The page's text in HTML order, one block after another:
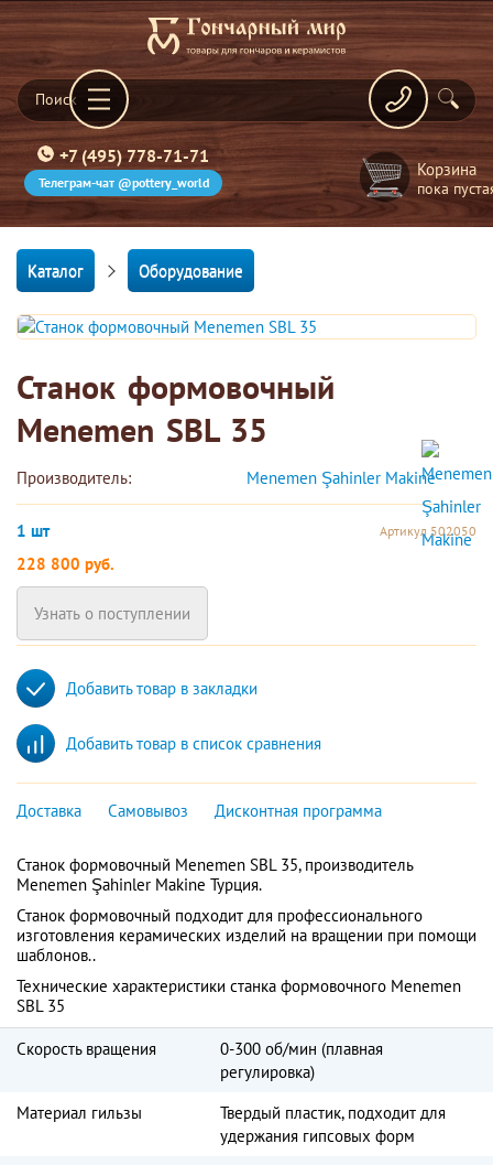
+7 (495) 778-71-71
Телеграм-чат @pottery_world
Корзина
пока
Каталог Оборудование
Станок формовочный
Menemen SBL 35
Производитель: Menemen Şahinler Makine
1 шт Артикул 502050
228 800 руб.
Узнать о поступлении
Добавить товар в закладки
Добавить товар в список сравнения
Доставка Самовывоз Дисконтная программа
Станок формовочный Menemen SBL 35, производитель
Menemen Şahinler Makine Турция.
Станок формовочный подходит для профессионального
изготовления керамических изделий на вращении при помощи
шаблонов..
Технические характеристики станка формовочного Menemen
SBL 35
Скорость вращения
0-300 об/мин (плавная
регулировка)
Материал гильзы
Твердый пластик, подходит для
удержания гипсовых форм